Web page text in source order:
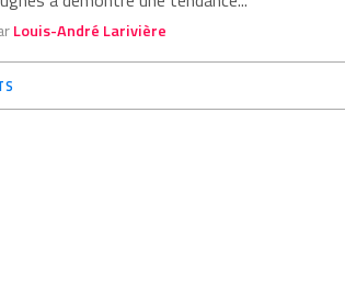
Louis-André Larivière